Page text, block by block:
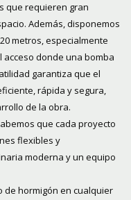
que requieren gran
Además, disponemos
metros, especialmente
donde una bomba
garantiza que el
rápida y segura,
de la obra.
que cada proyecto
flexibles y
moderna y un equipo
de hormigón en cualquier